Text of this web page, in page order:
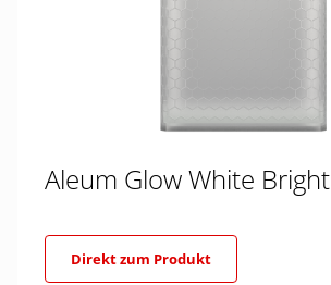
Aleum Glow White Bright
Direkt zum Produkt